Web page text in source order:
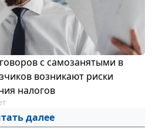
с самозанятыми в
возникают риски
налогов
далее